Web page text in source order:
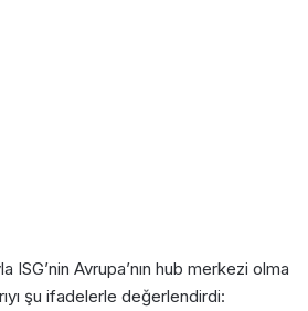
Avrupa’nın hub merkezi olma
şu ifadelerle değerlendirdi: